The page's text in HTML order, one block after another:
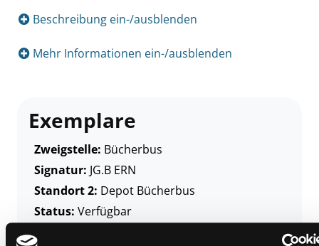
Beschreibung ein-/ausblenden
Mehr Informationen ein-/ausblenden
Exemplare
Zweigstelle: Bücherbus
Signatur: JG.B ERN
Standort 2: Depot Bücherbus
Status: Verfügbar